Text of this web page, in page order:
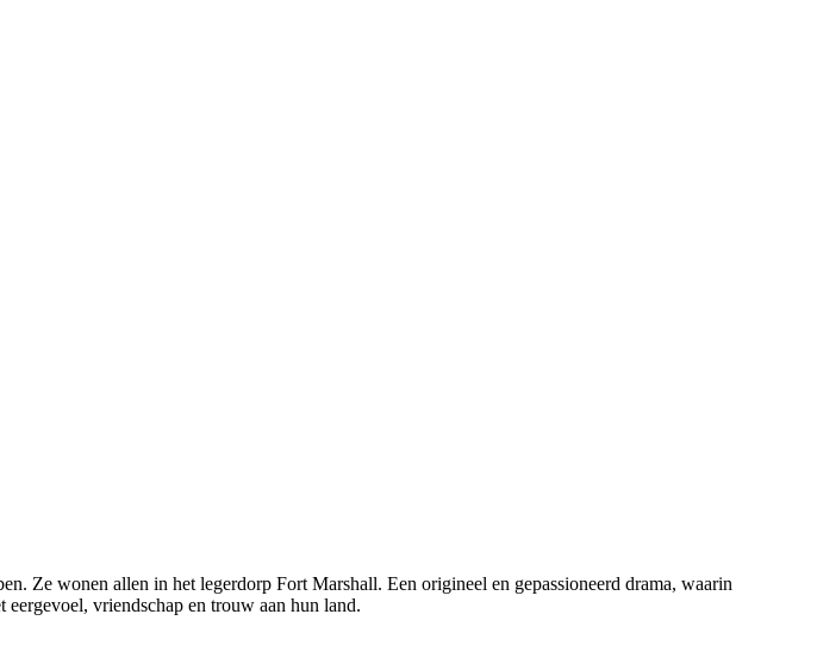
Ze wonen allen in het legerdorp Fort Marshall. Een origineel en gepassioneerd drama, waarin
vriendschap en trouw aan hun land.